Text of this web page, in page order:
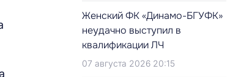
Женский ФК «Динамо-БГУФК»
неудачно выступил в
квалификации ЛЧ
07 августа 2026 20:15